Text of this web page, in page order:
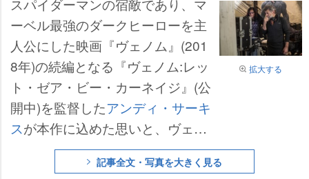
拡大する
スパイダーマンの宿敵であり、マ
ーベル最強のダークヒーローを主
人公にした映画『ヴェノム』(201
8年)の続編となる『ヴェノム:レッ
ト・ゼア・ビー・カーネイジ』(公
開中)を監督したアンディ・サーキ
スが本作に込めた思いと、ヴェノ
ムやカーネイジといったキャラク
ターの描き方の裏側に迫った特別
記事全文・写真を大きく見る